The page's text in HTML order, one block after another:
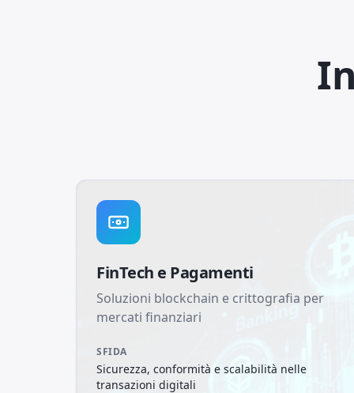
FinTech e Pagamenti
Soluzioni blockchain e crittografia per
mercati finanziari
SFIDA
Sicurezza, conformità e scalabilità nelle
transazioni digitali